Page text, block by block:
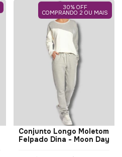
30% OFF
COMPRANDO 2 OU MAIS
Conjunto Longo Moletom
Felpado Dina - Moon Day